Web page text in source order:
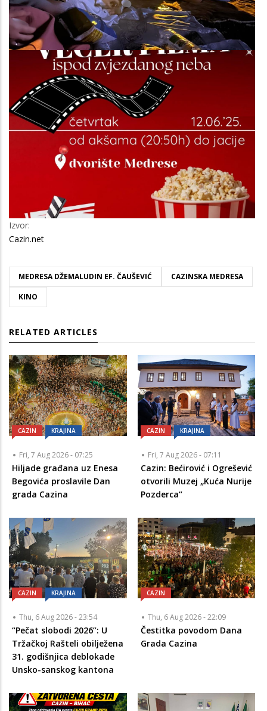
Izvor:
Cazin.net
MEDRESA DŽEMALUDIN EF. ČAUŠEVIĆ
CAZINSKA MEDRESA
KINO
RELATED ARTICLES
CAZIN KRAJINA
Fri, 7 Aug 2026 - 07:25
Hiljade građana uz Enesa
Begovića proslavile Dan
grada Cazina
CAZIN KRAJINA
Fri, 7 Aug 2026 - 07:11
Cazin: Bećirović i Ogrešević
otvorili Muzej „Kuća Nurije
Pozderca“
CAZIN KRAJINA
Thu, 6 Aug 2026 - 23:54
“Pečat slobodi 2026”: U
Tržačkoj Rašteli obilježena
31. godišnjica deblokade
Unsko-sanskog kantona
CAZIN
Thu, 6 Aug 2026 - 22:09
Čestitka povodom Dana
Grada Cazina